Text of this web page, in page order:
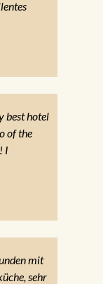
best hotel
of the
I
mit
sehr